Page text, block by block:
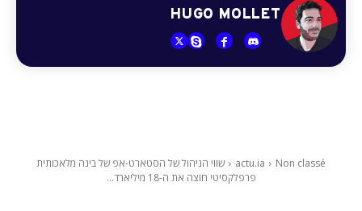
HUGO MOLLET
actu.ia Non classé
שווי הניהול של הסטארט-אפ של בינה מלאכותית
פרפלקסיטי חוצה את ה-18 מיליארד...